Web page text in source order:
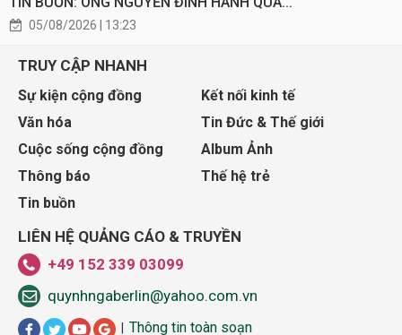
05/08/2026 | 13:23
TRUY CẬP NHANH
Sự kiện cộng đồng
Kết nối kinh tế
Văn hóa
Tin Đức & Thế giới
Cuộc sống cộng đồng
Album Ảnh
Thông báo
Thế hệ trẻ
Tin buồn
LIÊN HỆ QUẢNG CÁO & TRUYỀN
+49 152 339 03099
quynhngaberlin@yahoo.com.vn
Thông tin toàn soạn